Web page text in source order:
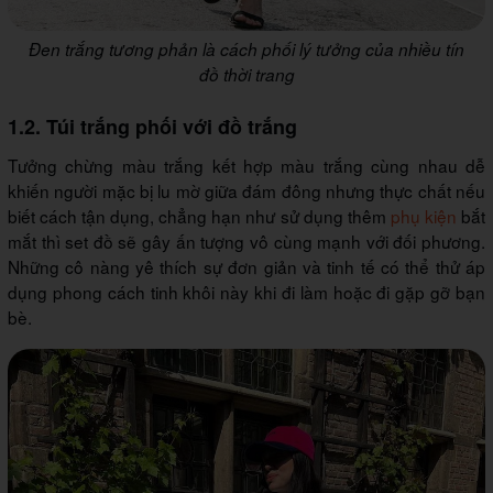
Đen trắng tương phản là cách phối lý tưởng của nhiều tín
đồ thời trang
1.2. Túi trắng phối với đồ trắng
Tưởng chừng màu trắng kết hợp màu trắng cùng nhau dễ
khiến người mặc bị lu mờ giữa đám đông nhưng thực chất nếu
biết cách tận dụng, chẳng hạn như sử dụng thêm phụ kiện bắt
mắt thì set đồ sẽ gây ấn tượng vô cùng mạnh với đối phương.
Những cô nàng yê thích sự đơn giản và tinh tế có thể thử áp
dụng phong cách tinh khôi này khi đi làm hoặc đi gặp gỡ bạn
bè.